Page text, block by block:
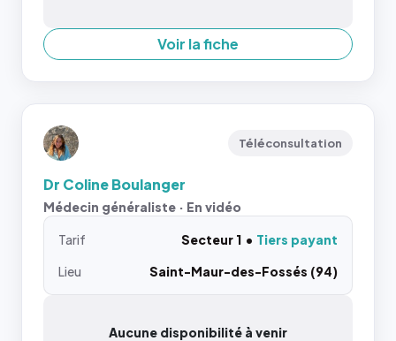
Voir la fiche
Téléconsultation
Dr Coline Boulanger
Médecin généraliste · En vidéo
Tarif Secteur 1
Tiers payant
Lieu
Saint-Maur-des-Fossés (94)
Aucune disponibilité à venir